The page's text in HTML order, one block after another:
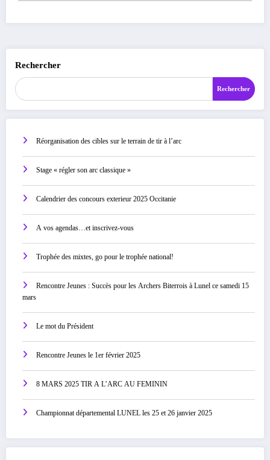
Rechercher
Rechercher
Réorganisation des cibles sur le terrain de tir à l’arc
Stage « régler son arc classique »
Calendrier des concours exterieur 2025 Occitanie
A vos agendas…et inscrivez-vous
Trophée des mixtes, go pour le trophée national!
Rencontre Jeunes : Succès pour les Archers Biterrois à Lunel ce samedi 15
mars
Le mot du Président
Rencontre Jeunes le 1er février 2025
8 MARS 2025 TIR A L’ARC AU FEMININ
Championnat départemental LUNEL les 25 et 26 janvier 2025